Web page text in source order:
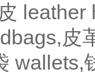
leather
皮
wallets,